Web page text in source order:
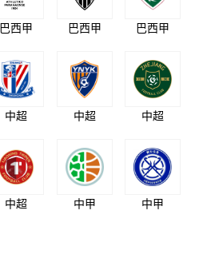
巴西甲 巴西甲 巴西甲
中超 中超 中超
中超 中甲 中甲